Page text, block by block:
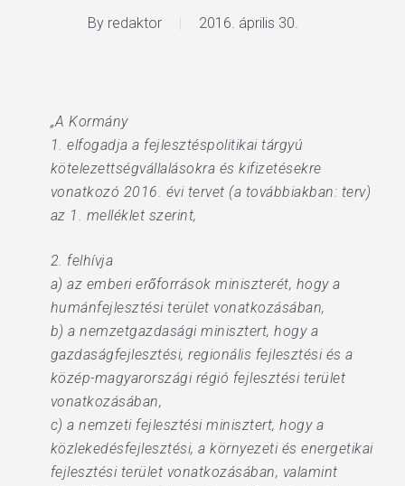
By redaktor 2016. április 30.
„A Kormány
1. elfogadja a fejlesztéspolitikai tárgyú
kötelezettségvállalásokra és kifizetésekre
vonatkozó 2016. évi tervet (a továbbiakban: terv)
az 1. melléklet szerint,
2. felhívja
a) az emberi erőforrások miniszterét, hogy a
humánfejlesztési terület vonatkozásában,
b) a nemzetgazdasági minisztert, hogy a
gazdaságfejlesztési, regionális fejlesztési és a
közép-magyarországi régió fejlesztési terület
vonatkozásában,
c) a nemzeti fejlesztési minisztert, hogy a
közlekedésfejlesztési, a környezeti és energetikai
fejlesztési terület vonatkozásában, valamint